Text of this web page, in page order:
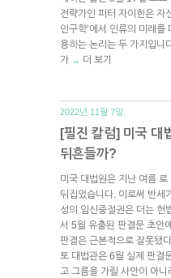
전략가인 피터 자이한은 자
인구학’에서 인류의 미래
용하는 논리는 두 가지입니
가 → 더 보기
2022년 11월 7일.
[필진 칼럼] 미국 대
뒤흔들까?
미국 대법원은 지난 여름
뒤집었습니다. 이로써 반세
성의 임신중절권은 더는 헌
서 5월 유출된 판결문 초안
판결은 근본적으로 잘못됐
토 대법관은 6월 실제 판결
고 그름을 가릴 사안이 아